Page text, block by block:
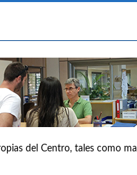
del Centro, tales como